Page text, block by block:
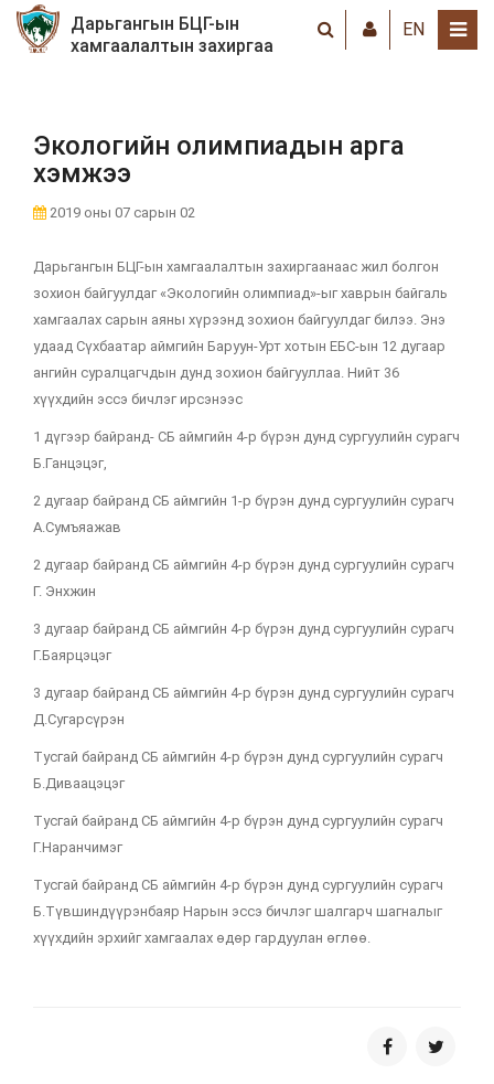
Дарьгангын БЦГ-ын
хамгаалалтын захиргаа
EN
Экологийн олимпиадын арга
хэмжээ
2019 оны 07 сарын 02
Дарьгангын БЦГ-ын хамгаалалтын захиргаанаас жил болгон
зохион байгуулдаг «Экологийн олимпиад»-ыг хаврын байгаль
хамгаалах сарын аяны хүрээнд зохион байгуулдаг билээ. Энэ
удаад Сүхбаатар аймгийн Баруун-Урт хотын ЕБС-ын 12 дугаар
ангийн суралцагчдын дунд зохион байгууллаа. Нийт 36
хүүхдийн эссэ бичлэг ирсэнээс
1 дүгээр байранд- СБ аймгийн 4-р бүрэн дунд сургуулийн сурагч
Б.Ганцэцэг,
2 дугаар байранд СБ аймгийн 1-р бүрэн дунд сургуулийн сурагч
А.Сумъяажав
2 дугаар байранд СБ аймгийн 4-р бүрэн дунд сургуулийн сурагч
Г. Энхжин
3 дугаар байранд СБ аймгийн 4-р бүрэн дунд сургуулийн сурагч
Г.Баярцэцэг
3 дугаар байранд СБ аймгийн 4-р бүрэн дунд сургуулийн сурагч
Д.Сугарсүрэн
Тусгай байранд СБ аймгийн 4-р бүрэн дунд сургуулийн сурагч
Б.Диваацэцэг
Тусгай байранд СБ аймгийн 4-р бүрэн дунд сургуулийн сурагч
Г.Наранчимэг
Тусгай байранд СБ аймгийн 4-р бүрэн дунд сургуулийн сурагч
Б.Түвшиндүүрэнбаяр Нарын эссэ бичлэг шалгарч шагналыг
хүүхдийн эрхийг хамгаалах өдөр гардуулан өглөө.